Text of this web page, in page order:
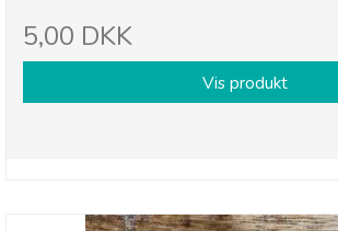
5,00 DKK
Vis produkt